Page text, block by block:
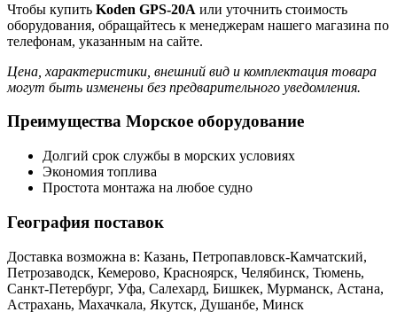
Чтобы купить Koden GPS-20A или уточнить стоимость
оборудования, обращайтесь к менеджерам нашего магазина по
телефонам, указанным на сайте.
Цена, характеристики, внешний вид и комплектация товара
могут быть изменены без предварительного уведомления.
Преимущества Морское оборудование
Долгий срок службы в морских условиях
Экономия топлива
Простота монтажа на любое судно
География поставок
Доставка возможна в: Казань, Петропавловск-Камчатский,
Петрозаводск, Кемерово, Красноярск, Челябинск, Тюмень,
Санкт-Петербург, Уфа, Салехард, Бишкек, Мурманск, Астана,
Астрахань, Махачкала, Якутск, Душанбе, Минск